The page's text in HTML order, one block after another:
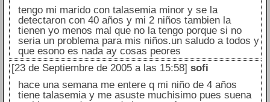
tengo mi marido con talasemia minor y se la
detectaron con 40 años y mi 2 niños tambien la
tienen yo menos mal que no la tengo porque si no
seria un problema para mis niños.un saludo a todos y
que esono es nada ay cosas peores
[23 de Septiembre de 2005 a las 15:58] sofi
hace una semana me entere q mi niño de 4 años
tiene talasemia y me asuste muchisimo pues suena